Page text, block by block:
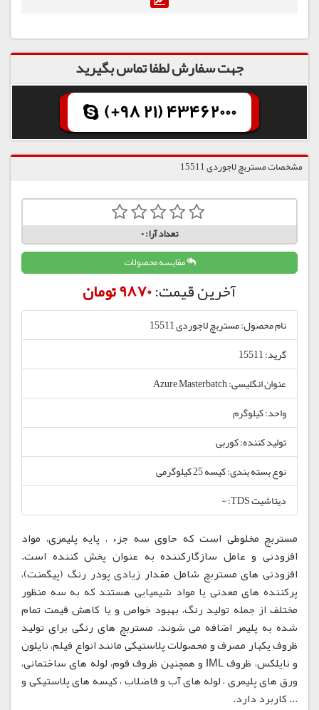
جهت سفارش لطفا تماس بگیرید
(+98 21) 43462000
مشخصات مستربچ لاجوردی 15511
تعداد آرا:0
مقایسه محصولات
آخرین قیمت:9870 تومان
نام محصول: مستربچ لاجوردی 15511
گرید: 15511
عنوان انگلیسی: Azure Masterbatch
واحد: کیلوگرم
تولید کننده: کوربی
نوع بسته بندی: کیسه 25 کیلوگرمی
دیتاشیت TDS: -
مستربچ مخلوطی است که حاوی سه جزء ، پایه پلیمری، مواد
افزودنی و عامل سازگارکننده به عنوان پخش کننده است.
افزودنی های مستربچ شامل مقدار زیادی پودر رنگ (پیگمنت)،
پرکننده های معدنی یا مواد شیمیایی هستند که به سه منظور
مختلف از جمله تولید رنگ، بهبود خواص و یا کاهش قیمت تمام
شده به پلیمر اضافه می شوند. مستربچ های رنگی برای تولید
ظروف یکبار مصرف و محصولات پلاستیکی مانند انواع فیلم، نایلون
و نایلکس، ظروف IML و همچنین ظروف فوم، لوله های ساختمانی،
ورق های پلیمری ، لوله های آب و فاضلاب ، کیسه های پلاستیکی و
... کاربرد دارد.